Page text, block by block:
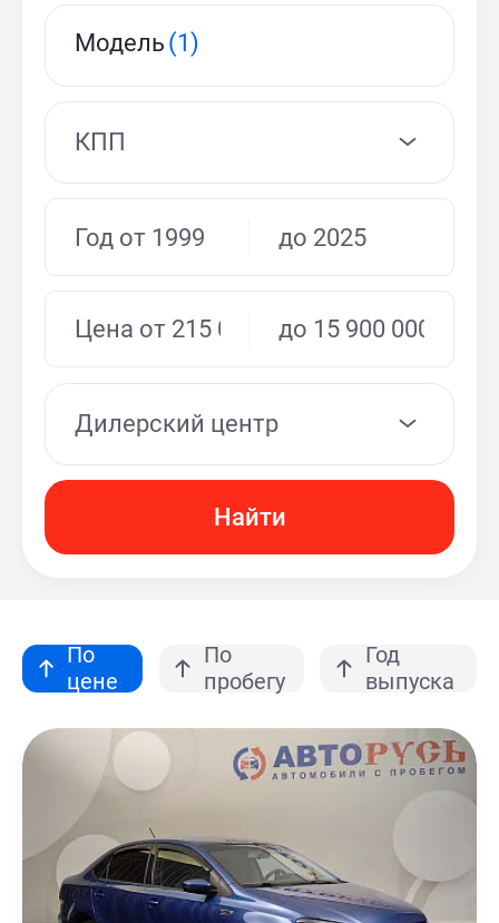
Модель (1)
КПП
Дилерский центр
Найти
По
цене
По
пробегу
Год
выпуска